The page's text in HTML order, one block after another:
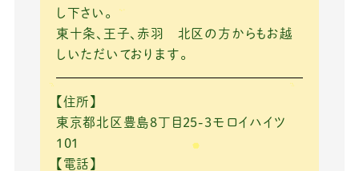
し下さい。
東十条、王子、赤羽 北区の方からもお越
しいただいております。
【住所】
東京都北区豊島8丁目25-3モロイハイツ
101
【電話】